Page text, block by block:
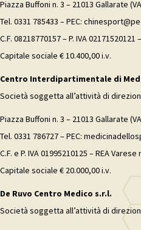
Piazza Buffoni n. 3 – 21013 Gallarate
Tel. 0331 785433 – PEC:
C.F. 08218770157 – P. IVA 02171520121
Capitale sociale € 10.400,00 i.v.
Centro Interdipartimentale di
Società soggetta all’attività di
Piazza Buffoni n. 3 – 21013 Gallarate
Tel. 0331 786727 – PEC:
C.F. e P. IVA 01995210125 – REA Varese
Capitale sociale € 20.000,00 i.v.
De Ruvo Centro Medico s.r.l.
Società soggetta all’attività di